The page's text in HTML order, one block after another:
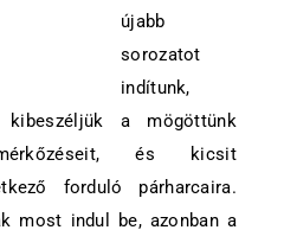
újabb
sorozatot
indítunk,
a mögöttünk
és kicsit
forduló párharcaira.
most indul be, azonban a